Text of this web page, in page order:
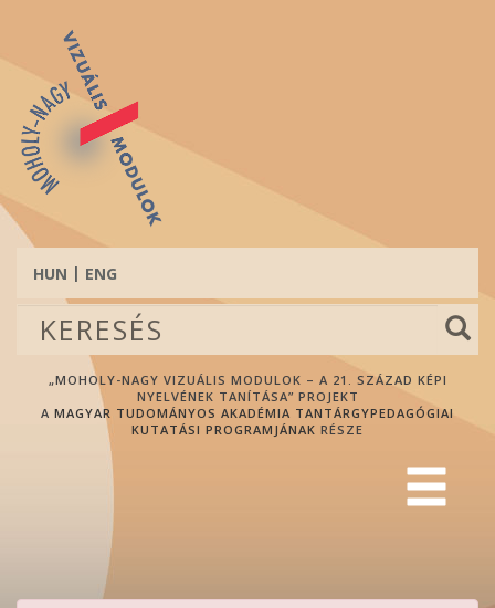
tartalomra
HUN ENG
Keresés
űrlap
Keresés
„MOHOLY-NAGY VIZUÁLIS MODULOK – A 21. SZÁZAD KÉPI
NYELVÉNEK TANÍTÁSA” PROJEKT
A MAGYAR TUDOMÁNYOS AKADÉMIA TANTÁRGYPEDAGÓGIAI
KUTATÁSI PROGRAMJÁNAK RÉSZE